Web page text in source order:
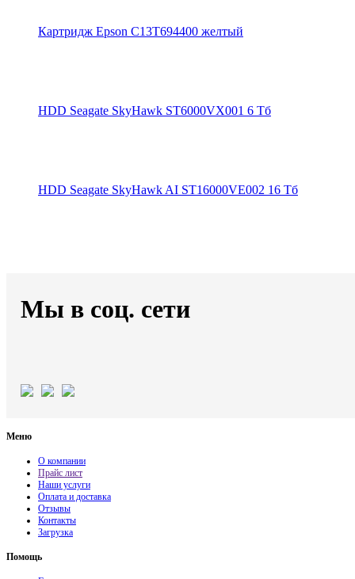
Картридж Epson C13T694400 желтый
HDD Seagate SkyHawk ST6000VX001 6 Тб
HDD Seagate SkyHawk AI ST16000VE002 16 Тб
Мы в соц. сети
Меню
О компании
Прайс лист
Наши услуги
Оплата и доставка
Отзывы
Контакты
Загрузка
Помощь